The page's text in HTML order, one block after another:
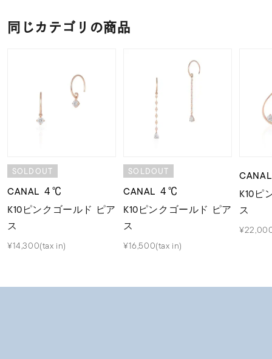
同じカテゴリの商品
SOLDOUT
CANAL ４℃
K10ピンクゴールド ピア
ス
¥14,300(tax in)
SOLDOUT
CANAL ４℃
K10ピンクゴールド ピア
ス
¥16,500(tax in)
K10ピ
ス